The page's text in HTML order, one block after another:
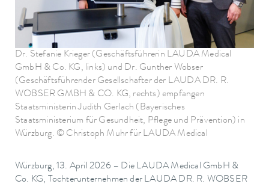
Dr. Stefanie Krieger (Geschäftsführerin LAUDA Medical
GmbH & Co. KG, links) und Dr. Gunther Wobser
(Geschäftsführender Gesellschafter der LAUDA DR. R.
WOBSER GMBH & CO. KG, rechts) empfangen
Staatsministerin Judith Gerlach (Bayerisches
Staatsministerium für Gesundheit, Pflege und Prävention) in
Würzburg. © Christoph Muhr für LAUDA Medical
Würzburg, 13. April 2026 – Die LAUDA Medical GmbH &
Co. KG, Tochterunternehmen der LAUDA DR. R. WOBSER